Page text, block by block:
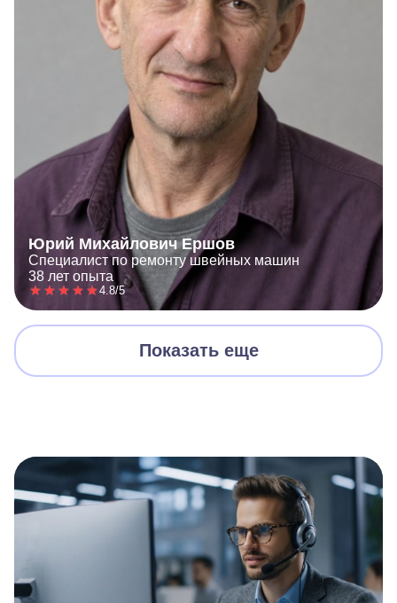
Юрий Михайлович Ершов
Специалист по ремонту швейных машин
38 лет опыта
4.8/5
Показать еще